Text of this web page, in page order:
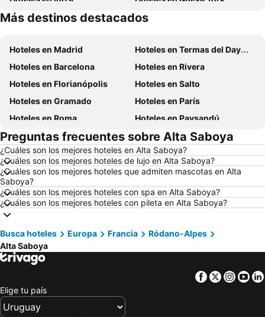
Hoteles en Isla de Miconos
Hoteles en Aruba
Más destinos destacados
Hoteles en Madrid
Hoteles en Termas del Dayman
Hoteles en Barcelona
Hoteles en Rivera
Hoteles en Florianópolis
Hoteles en Salto
Hoteles en Gramado
Hoteles en París
Hoteles en Roma
Hoteles en Paysandú
Hoteles en San Carlos de Bariloche
Hoteles en Chuy
Hoteles en Maceió
Hoteles en Conil de la Frontera
Hoteles en Ámsterdam
Hoteles en Foz de Iguazú
Hoteles en Maragogi
Hoteles en Punta del Diablo
Hoteles en Brasil
Hoteles en Maldonado
Hoteles en Argentina
Hoteles en Mallorca
Hoteles en Rocha
Hoteles en España
Hoteles en Asunción
Hoteles en Salto
Hoteles en Bahamas
Preguntas frecuentes sobre Alta Saboya
¿Cuáles son los mejores hoteles en Alta Saboya?
¿Cuáles son los mejores hoteles de lujo en Alta Saboya?
¿Cuáles son los mejores hoteles que admiten mascotas en Alta
Saboya?
¿Cuáles son los mejores hoteles con spa en Alta Saboya?
¿Cuáles son los mejores hoteles con pileta en Alta Saboya?
Busca hoteles Europa Francia
Ródano-Alpes
Alta Saboya
Facebook
Twitter
Elige tu país